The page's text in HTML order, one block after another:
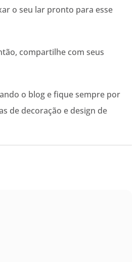
o seu lar pronto para esse
compartilhe com seus
o blog e fique sempre por
de decoração e design de